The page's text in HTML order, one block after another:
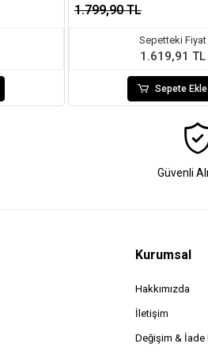
1.799,90 TL
Sepetteki Fiyat
1.619,91 TL
Sepete Ekle
Güvenli
Kurumsal
Hakkımızda
İletişim
Değişim & İade